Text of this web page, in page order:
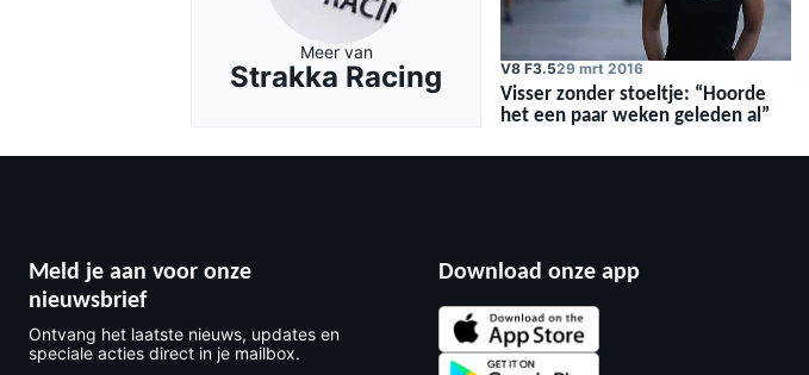
MEER RACEKLASSEN
Meer van
Strakka Racing V8 F3.529 mrt 2016
Visser zonder stoeltje: “Hoorde
het een paar weken geleden al”
Meld je aan voor onze
nieuwsbrief
Ontvang het laatste nieuws, updates en
speciale acties direct in je mailbox.
Download onze app